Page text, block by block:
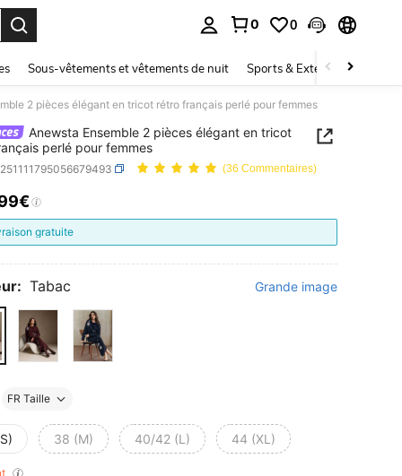
0 0
Sous-vêtements et vêtements de nuit Sports & Extérieur
2 pièces élégant en tricot rétro français perlé pour femmes
Anewsta Ensemble 2 pièces élégant en tricot
perlé pour femmes
(36 Commentaires)
AND AVAILABILITY
gratuite
Tabac Grande image
FR Taille
38 (M) 40/42 (L) 44 (XL)